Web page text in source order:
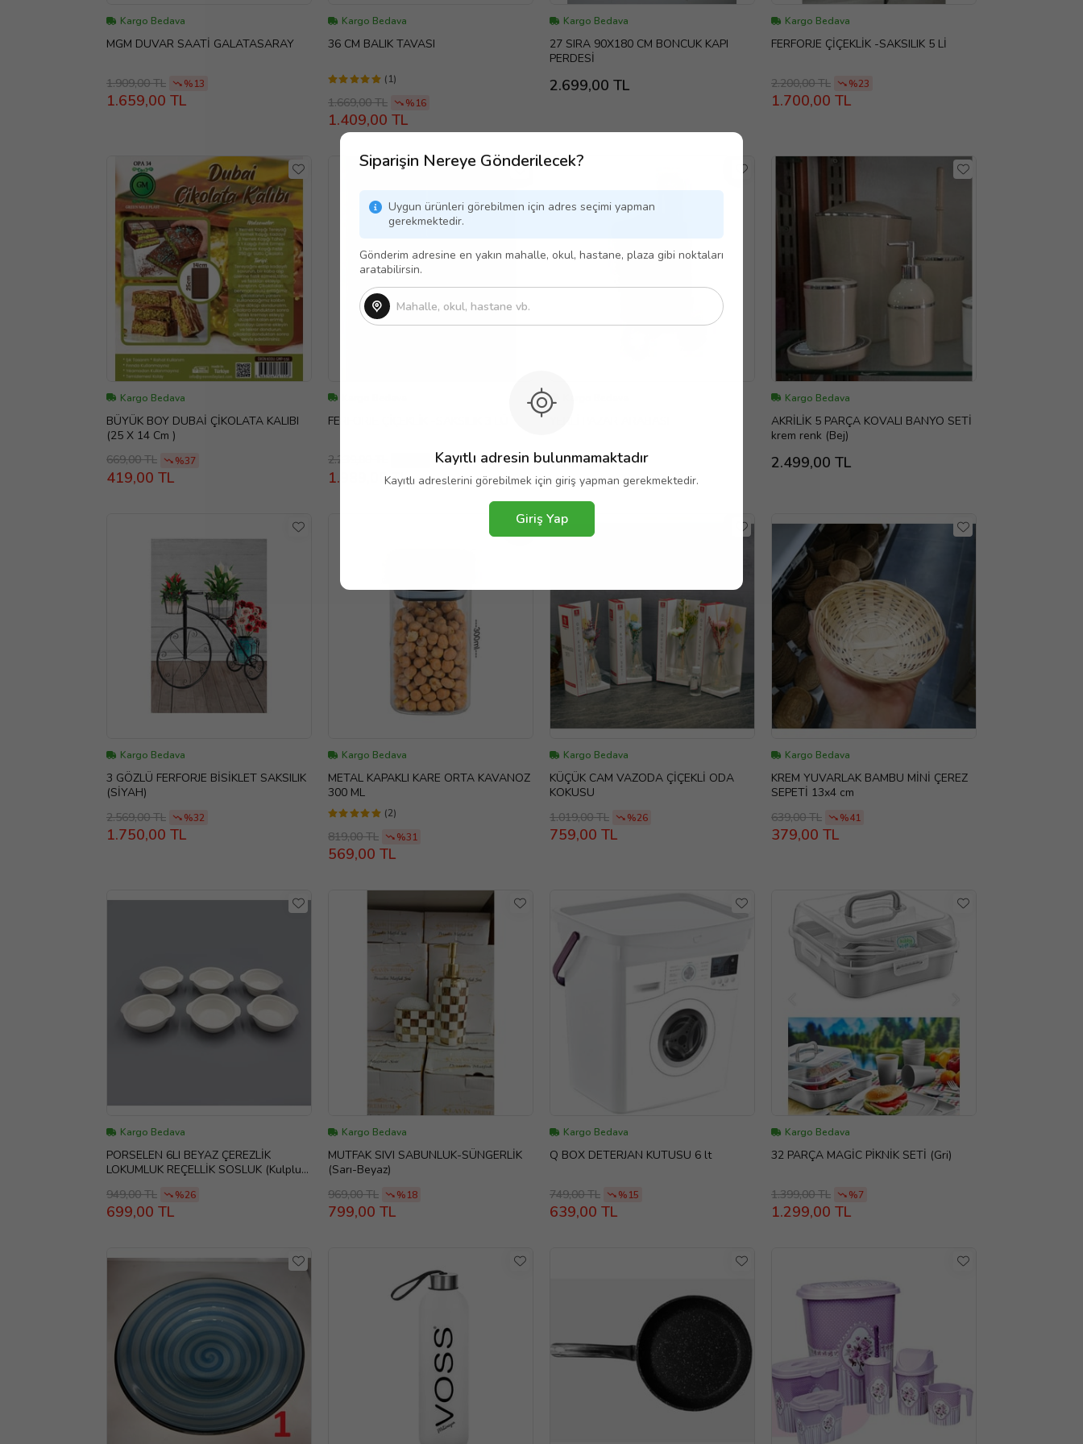
Siparişin Nereye Gönderilecek?
Uygun ürünleri görebilmen için adres seçimi yapman
gerekmektedir.
Gönderim adresine en yakın mahalle, okul, hastane, plaza gibi noktaları
aratabilirsin.
Kayıtlı adresin bulunmamaktadır
Kayıtlı adreslerini görebilmek için giriş yapman gerekmektedir.
Giriş Yap
Kargo Bedava
MGM DUVAR SAATİ GALATASARAY
1.909,00 TL %13
1.659,00 TL
Kargo Bedava
36 CM BALIK TAVASI
(1)
1.669,00 TL %16
1.409,00 TL
Kargo Bedava
27 SIRA 90X180 CM BONCUK KAPI
PERDESİ
2.699,00 TL
Kargo Bedava
FERFORJE ÇİÇEKLİK -SAKSILIK 5 Lİ
2.200,00 TL %23
1.700,00 TL
Kargo Bedava
BÜYÜK BOY DUBAİ ÇİKOLATA KALIBI
(25 X 14 Cm )
669,00 TL
%37
419,00 TL
FERFORJE ÇİÇEKLİK -SAKSILIK 3 LÜ
2.239,00 TL
1.989,00 TL
1.299,00 TL
Kargo Bedava
AKRİLİK 5 PARÇA KOVALI BANYO SETİ
krem renk (Bej)
2.499,00 TL
Kargo Bedava
3 GÖZLÜ FERFORJE BİSİKLET SAKSILIK
(SİYAH)
2.569,00 TL
%32
1.750,00 TL
Kargo Bedava
METAL KAPAKLI KARE ORTA KAVANOZ
300 ML
(2)
819,00 TL %31
569,00 TL
Kargo Bedava
KÜÇÜK CAM VAZODA ÇİÇEKLİ ODA
KOKUSU
1.019,00 TL
%26
759,00 TL
Kargo Bedava
KREM YUVARLAK BAMBU MİNİ ÇEREZ
SEPETİ 13x4 cm
639,00 TL
%41
379,00 TL
Kargo Bedava
PORSELEN 6LI BEYAZ ÇEREZLİK
LOKUMLUK REÇELLİK SOSLUK (Kulplu
949,00 TL %26
699,00 TL
Kargo Bedava
MUTFAK SIVI SABUNLUK-SÜNGERLİK
(Sarı-Beyaz)
969,00 TL
%18
799,00 TL
Kargo Bedava
Q BOX DETERJAN KUTUSU 6 lt
749,00 TL %15
639,00 TL
Kargo Bedava
32 PARÇA MAGİC PİKNİK SETİ (Gri)
1.399,00 TL %7
1.299,00 TL